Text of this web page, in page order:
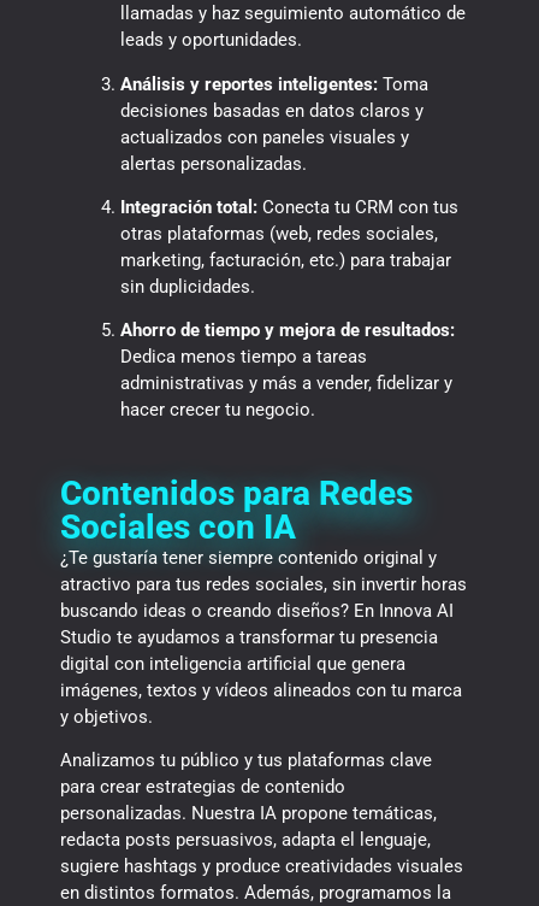
llamadas y haz seguimiento automático de
leads y oportunidades.
Análisis y reportes inteligentes: Toma
decisiones basadas en datos claros y
actualizados con paneles visuales y
alertas personalizadas.
Integración total: Conecta tu CRM con tus
otras plataformas (web, redes sociales,
marketing, facturación, etc.) para trabajar
sin duplicidades.
Ahorro de tiempo y mejora de resultados:
Dedica menos tiempo a tareas
administrativas y más a vender, fidelizar y
hacer crecer tu negocio.
Contenidos para Redes
Sociales con IA
¿Te gustaría tener siempre contenido original y
atractivo para tus redes sociales, sin invertir horas
buscando ideas o creando diseños? En Innova AI
Studio te ayudamos a transformar tu presencia
digital con inteligencia artificial que genera
imágenes, textos y vídeos alineados con tu marca
y objetivos.
Analizamos tu público y tus plataformas clave
para crear estrategias de contenido
personalizadas. Nuestra IA propone temáticas,
redacta posts persuasivos, adapta el lenguaje,
sugiere hashtags y produce creatividades visuales
en distintos formatos. Además, programamos la